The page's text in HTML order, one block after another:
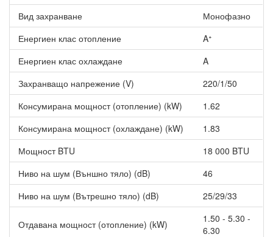
Вид захранване
Монофазно
Енергиен клас отопление
Aᐩ
Енергиен клас охлаждане
A
Захранващо напрежение (V)
220/1/50
Консумирана мощност (отопление) (kW)
1.62
Консумирана мощност (охлаждане) (kW)
1.83
Мощност BTU
18 000 BTU
Ниво на шум (Външно тяло) (dB)
46
Ниво на шум (Вътрешно тяло) (dB)
25/29/33
Отдавана мощност (отопление) (kW)
1.50 - 5.30 -
6.30